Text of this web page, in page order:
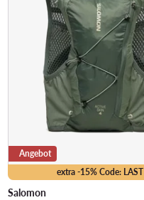
extra -15% Code: LAST
Angebot
Salomon